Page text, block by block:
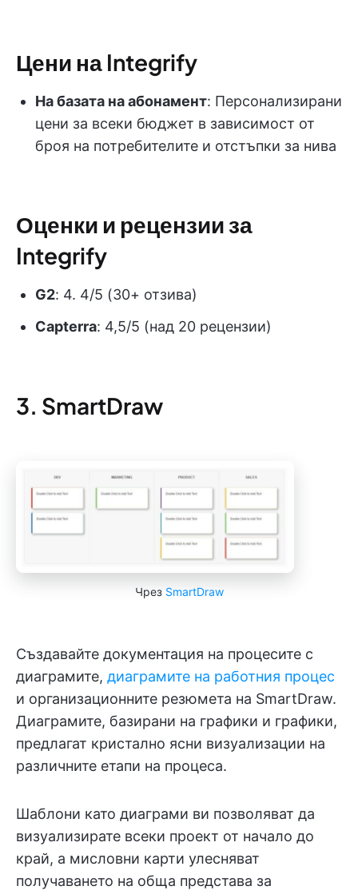
Цени на Integrify
На базата на абонамент: Персонализирани
цени за всеки бюджет в зависимост от
броя на потребителите и отстъпки за нива
Оценки и рецензии за
Integrify
G2: 4. 4/5 (30+ отзива)
Capterra: 4,5/5 (над 20 рецензии)
3. SmartDraw
Чрез SmartDraw
Създавайте документация на процесите с
диаграмите, диаграмите на работния процес
и организационните резюмета на SmartDraw.
Диаграмите, базирани на графики и графики,
предлагат кристално ясни визуализации на
различните етапи на процеса.
Шаблони като диаграми ви позволяват да
визуализирате всеки проект от начало до
край, а мисловни карти улесняват
получаването на обща представа за